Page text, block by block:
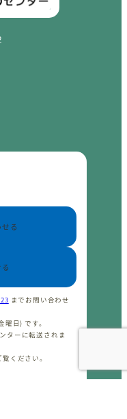
る
までお問い合わせ
日) です。
ターに転送されま
覧ください。